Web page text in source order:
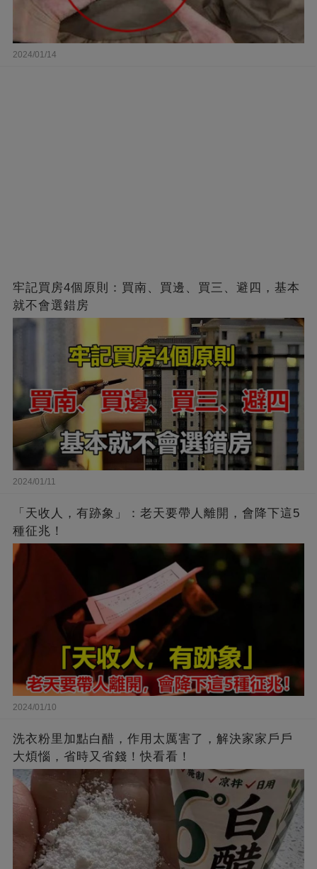
2024/01/14
牢記買房4個原則：買南、買邊、買三、避四，基本
就不會選錯房
2024/01/11
「天收人，有跡象」：老天要帶人離開，會降下這5
種征兆！
2024/01/10
洗衣粉里加點白醋，作用太厲害了，解決家家戶戶
大煩惱，省時又省錢！快看看！